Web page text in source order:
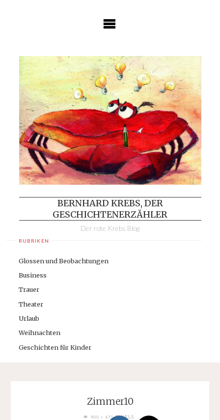
BERNHARD KREBS, DER
GESCHICHTENERZÄHLER
Der rote Krebs Blog
RUBRIKEN
Glossen und Beobachtungen
Business
Trauer
Theater
Urlaub
Weihnachten
Geschichten für Kinder
Zimmer10
FULL900 × 675PIXELS